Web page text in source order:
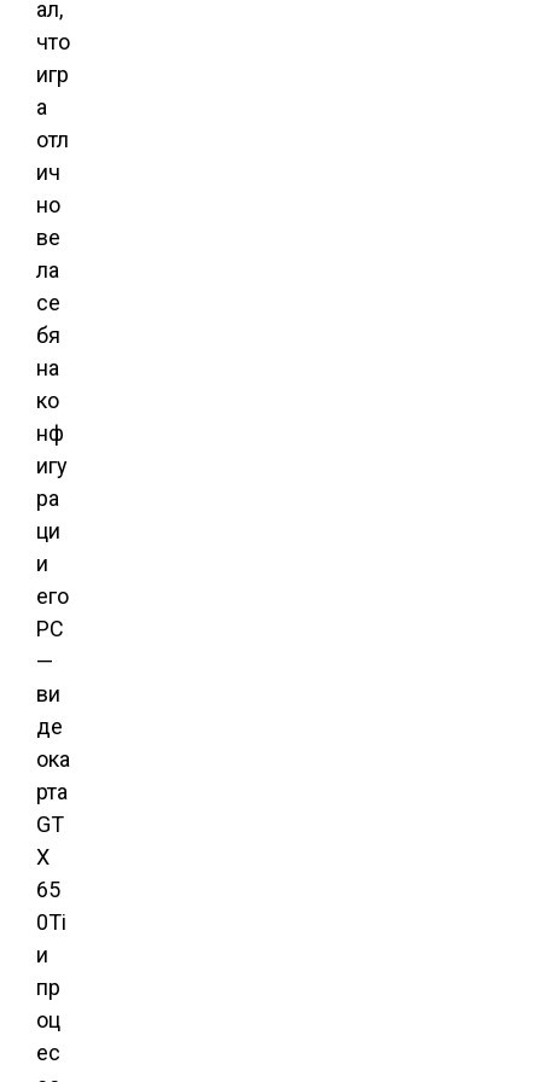
ал,
что
игр
а
отл
ич
но
ве
ла
се
бя
на
ко
нф
игу
ра
ци
и
его
PC
—
ви
де
ока
рта
GT
X
65
0Ti
и
пр
оц
ес